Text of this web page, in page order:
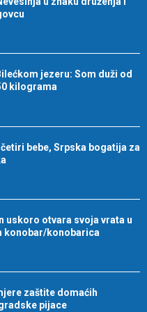
jezeru: Som duži od
kilograma
bebe, Srpska bogatija za
uskoro otvara svoja vrata u
konobar/konobarica
zaštite domaćih
pijace